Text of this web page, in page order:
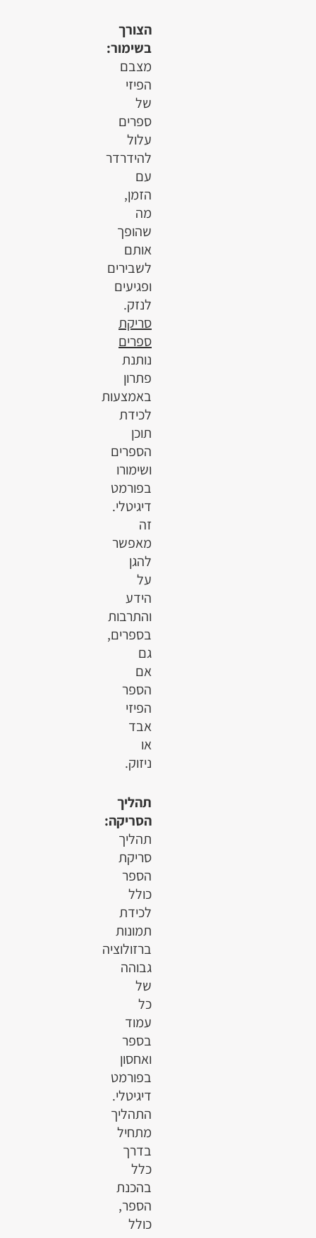
הצורך
בשימור:
מצבם
הפיזי
של
ספרים
עלול
להידרדר
עם
הזמן,
מה
שהופך
אותם
לשבירים
ופגיעים
לנזק.
סריקת
ספרים
נותנת
פתרון
באמצעות
לכידת
תוכן
הספרים
ושימורו
בפורמט
דיגיטלי.
זה
מאפשר
להגן
על
הידע
והתרבות
בספרים,
גם
אם
הספר
הפיזי
אבד
או
ניזוק.
תהליך
הסריקה:
תהליך
סריקת
הספר
כולל
לכידת
תמונות
ברזולוציה
גבוהה
של
כל
עמוד
בספר
ואחסון
בפורמט
דיגיטלי.
התהליך
מתחיל
בדרך
כלל
בהכנת
הספר,
כולל